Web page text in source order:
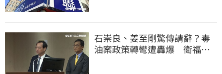
石崇良、姜至剛驚傳請辭？毒
油案政策轉彎遭轟爆 衛福部